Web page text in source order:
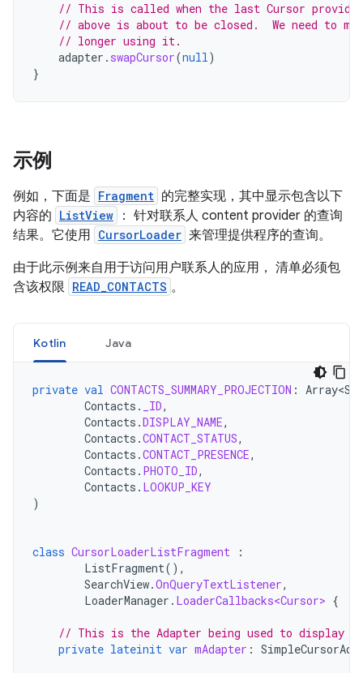
// This is called when the last Cursor
// above is about to be closed.  We need to
// longer using it.
adapter . swapCursor(null)
}
示例
例如，下面是 Fragment 的完整实现，其中显示包含以下
内容的 ListView
： 针对联系人 content provider 的查询
结果。它使用 CursorLoader 来管理提供程序的查询。
由于此示例来自用于访问用户联系人的应用， 清单必须包
含该权限 READ_CONTACTS 。
Kotlin Java
private val CONTACTS_SUMMARY_PROJECTION :
Contacts . _ID,
Contacts .DISPLAY_NAME,
Contacts .CONTACT_STATUS,
Contacts .CONTACT_PRESENCE,
Contacts . PHOTO_ID,
Contacts . LOOKUP_KEY
)
class CursorLoaderListFragment
:
ListFragment(),
SearchView.OnQueryTextListener,
LoaderManager . LoaderCallbacks<Cursor> {
// This is the Adapter being used to display
private lateinit var mAdapter :